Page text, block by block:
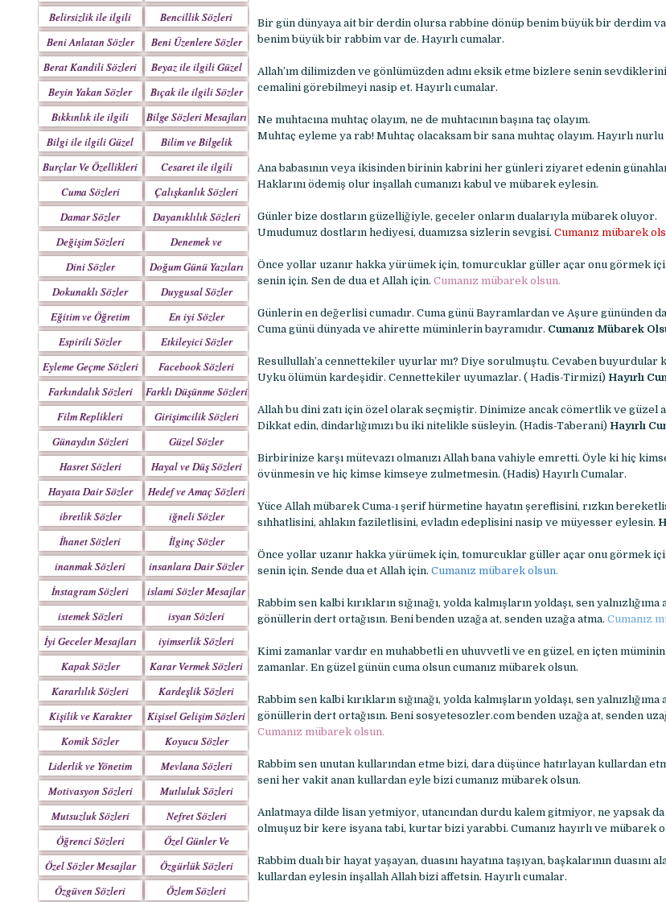
Sözler
Belirsizlik ile ilgili
Sözler
Bencillik Sözleri
Mesajları
Beni Anlatan Sözler
Beni Üzenlere Sözler
Berat Kandili Sözleri
Mesajları
Beyaz ile ilgili Güzel
Sözler
Beyin Yakan Sözler
Bıçak ile ilgili Sözler
Bıkkınlık ile ilgili
Sözler
Bilge Sözleri Mesajları
Bilgi ile ilgili Güzel
Sözler
Bilim ve Bilgelik
Sözleri
Burçlar Ve Özellikleri
Cesaret ile ilgili
Yazılar
Cuma Sözleri
Çalışkanlık Sözleri
Damar Sözler
Dayanıklılık Sözleri
Değişim Sözleri
Denemek ve
Çabalamak Sözleri
Dini Sözler
Doğum Günü Yazıları
Dokunaklı Sözler
Duygusal Sözler
Eğitim ve Öğretim
Sözleri
En iyi Sözler
Espirili Sözler
Etkileyici Sözler
Eyleme Geçme Sözleri
Facebook Sözleri
Farkındalık Sözleri
Farklı Düşünme Sözleri
Film Replikleri
Girişimcilik Sözleri
Günaydın Sözleri
Güzel Sözler
Hasret Sözleri
Hayal ve Düş Sözleri
Hayata Dair Sözler
Hedef ve Amaç Sözleri
ibretlik Sözler
iğneli Sözler
İhanet Sözleri
İlginç Sözler
inanmak Sözleri
insanlara Dair Sözler
İnstagram Sözleri
islami Sözler Mesajlar
istemek Sözleri
isyan Sözleri
İyi Geceler Mesajları
iyimserlik Sözleri
Kapak Sözler
Karar Vermek Sözleri
Kararlılık Sözleri
Kardeşlik Sözleri
Kişilik ve Karakter
Sözleri
Kişisel Gelişim Sözleri
Komik Sözler
Koyucu Sözler
Liderlik ve Yönetim
Sözleri
Mevlana Sözleri
Motivasyon Sözleri
Mutluluk Sözleri
Mutsuzluk Sözleri
Nefret Sözleri
Öğrenci Sözleri
Özel Günler Ve
Haftalar
Özel Sözler Mesajlar
Özgürlük Sözleri
Özgüven Sözleri
Özlem Sözleri
Bir gün dünyaya ait bir derdin olursa rabbine dönüp benim büyük bir derdim
benim büyük bir rabbim var de. Hayırlı cumalar.
Allah’ım dilimizden ve gönlümüzden adını eksik etme bizlere senin
cemalini görebilmeyi nasip et. Hayırlı cumalar.
Ne muhtacına muhtaç olayım, ne de muhtacının başına taç olayım.
Muhtaç eyleme ya rab! Muhtaç olacaksam bir sana muhtaç olayım. Hayırlı
Ana babasının veya ikisinden birinin kabrini her günleri ziyaret edenin
Haklarını ödemiş olur inşallah cumanızı kabul ve mübarek eylesin.
Günler bize dostların güzelliğiyle, geceler onların dualarıyla mübarek oluyor.
Umudumuz dostların hediyesi, duamızsa sizlerin sevgisi. Cumanız mübarek
Önce yollar uzanır hakka yürümek için, tomurcuklar güller açar onu görmek
senin için. Sen de dua et Allah için. Cumanız mübarek olsun.
Günlerin en değerlisi cumadır. Cuma günü Bayramlardan ve Aşure gününden
Cuma günü dünyada ve ahirette müminlerin bayramıdır. Cumanız Mübarek
Resullullah’a cennettekiler uyurlar mı? Diye sorulmuştu. Cevaben buyurdular
Uyku ölümün kardeşidir. Cennettekiler uyumazlar. ( Hadis-Tirmizi) Hayırlı
Allah bu dini zatı için özel olarak seçmiştir. Dinimize ancak cömertlik ve güzel
Dikkat edin, dindarlığımızı bu iki nitelikle süsleyin. (Hadis-Taberani) Hayırlı
Birbirinize karşı mütevazı olmanızı Allah bana vahiyle emretti. Öyle ki hiç
övünmesin ve hiç kimse kimseye zulmetmesin. (Hadis) Hayırlı Cumalar.
Yüce Allah mübarek Cuma-ı şerif hürmetine hayatın şereflisini, rızkın
sıhhatlisini, ahlakın faziletlisini, evladın edeplisini nasip ve müyesser eylesin.
Önce yollar uzanır hakka yürümek için, tomurcuklar güller açar onu görmek
senin için. Sende dua et Allah için. Cumanız mübarek olsun.
Rabbim sen kalbi kırıkların sığınağı, yolda kalmışların yoldaşı, sen
gönüllerin dert ortağısın. Beni benden uzağa at, senden uzağa atma. Cumanız
Kimi zamanlar vardır en muhabbetli en uhuvvetli ve en güzel, en içten müminin
zamanlar. En güzel günün cuma olsun cumanız mübarek olsun.
Rabbim sen kalbi kırıkların sığınağı, yolda kalmışların yoldaşı, sen
gönüllerin dert ortağısın. Beni sosyetesozler.com benden uzağa at, senden
Cumanız mübarek olsun.
Rabbim sen unutan kullarından etme bizi, dara düşünce hatırlayan kullardan
seni her vakit anan kullardan eyle bizi cumanız mübarek olsun.
Anlatmaya dilde lisan yetmiyor, utancından durdu kalem gitmiyor, ne yapsak
olmuşuz bir kere isyana tabi, kurtar bizi yarabbi. Cumanız hayırlı ve mübarek
Rabbim dualı bir hayat yaşayan, duasını hayatına taşıyan, başkalarının duasını
kullardan eylesin inşallah Allah bizi affetsin. Hayırlı cumalar.